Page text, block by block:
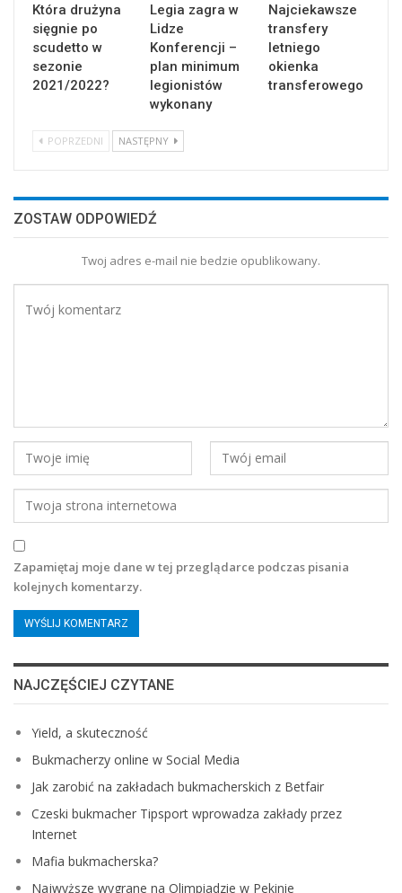
Która drużyna
sięgnie po
scudetto w
sezonie
2021/2022?
Legia zagra w
Lidze
Konferencji –
plan minimum
legionistów
wykonany
Najciekawsze
transfery
letniego
okienka
transferowego
POPRZEDNI NASTĘPNY
ZOSTAW ODPOWIEDŹ
Twoj adres e-mail nie bedzie opublikowany.
Zapamiętaj moje dane w tej przeglądarce podczas pisania
kolejnych komentarzy.
NAJCZĘŚCIEJ CZYTANE
Yield, a skuteczność
Bukmacherzy online w Social Media
Jak zarobić na zakładach bukmacherskich z Betfair
Czeski bukmacher Tipsport wprowadza zakłady przez
Internet
Mafia bukmacherska?
Najwyższe wygrane na Olimpiadzie w Pekinie